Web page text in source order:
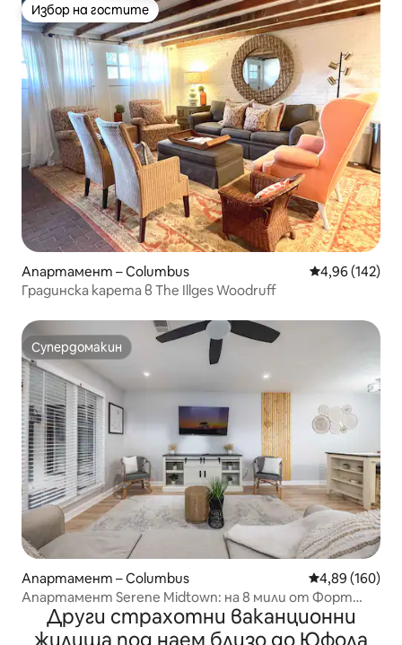
Избор на гостите
Избор на гостите
Апартамент – Columbus Средна
4,96 (142)
Градинска карета в The Illges Woodruff
Супердомакин
Супердомакин
Апартамент – Columbus Средна
4,89 (160)
Апартамент Serene Midtown: на 8 мили от Форт
Бенинг
Други страхотни ваканционни